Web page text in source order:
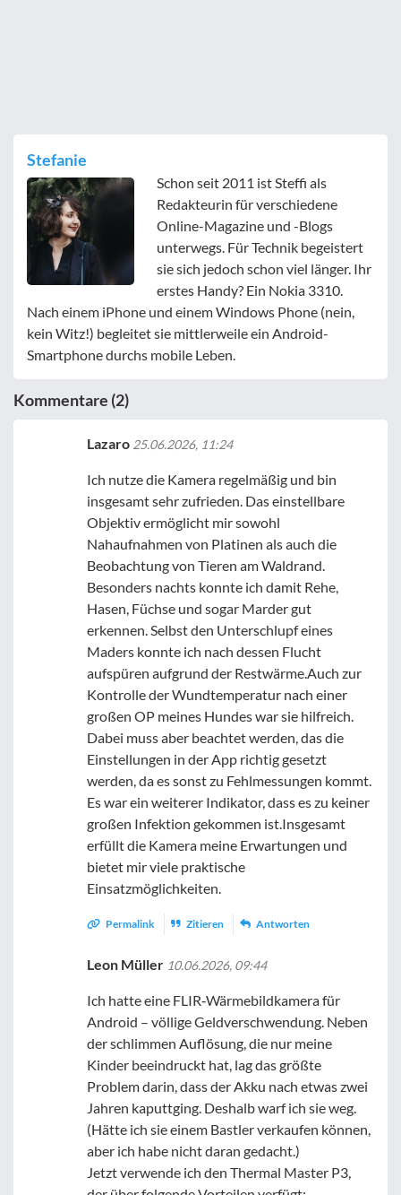
Stefanie
Schon seit 2011 ist Steffi als
Redakteurin für verschiedene
Online-Magazine und -Blogs
unterwegs. Für Technik begeistert
sie sich jedoch schon viel länger. Ihr
erstes Handy? Ein Nokia 3310.
Nach einem iPhone und einem Windows Phone (nein,
kein Witz!) begleitet sie mittlerweile ein Android-
Smartphone durchs mobile Leben.
Kommentare (2)
Lazaro 25.06.2026, 11:24
Ich nutze die Kamera regelmäßig und bin
insgesamt sehr zufrieden. Das einstellbare
Objektiv ermöglicht mir sowohl
Nahaufnahmen von Platinen als auch die
Beobachtung von Tieren am Waldrand.
Besonders nachts konnte ich damit Rehe,
Hasen, Füchse und sogar Marder gut
erkennen. Selbst den Unterschlupf eines
Maders konnte ich nach dessen Flucht
aufspüren aufgrund der Restwärme.Auch zur
Kontrolle der Wundtemperatur nach einer
großen OP meines Hundes war sie hilfreich.
Dabei muss aber beachtet werden, das die
Einstellungen in der App richtig gesetzt
werden, da es sonst zu Fehlmessungen kommt.
Es war ein weiterer Indikator, dass es zu keiner
großen Infektion gekommen ist.Insgesamt
erfüllt die Kamera meine Erwartungen und
bietet mir viele praktische
Einsatzmöglichkeiten.
Permalink Zitieren Antworten
Leon Müller 10.06.2026, 09:44
Ich hatte eine FLIR‑Wärmebildkamera für
Android – völlige Geldverschwendung. Neben
der schlimmen Auflösung, die nur meine
Kinder beeindruckt hat, lag das größte
Problem darin, dass der Akku nach etwas zwei
Jahren kaputtging. Deshalb warf ich sie weg.
(Hätte ich sie einem Bastler verkaufen können,
aber ich habe nicht daran gedacht.)
Jetzt verwende ich den Thermal Master P3,